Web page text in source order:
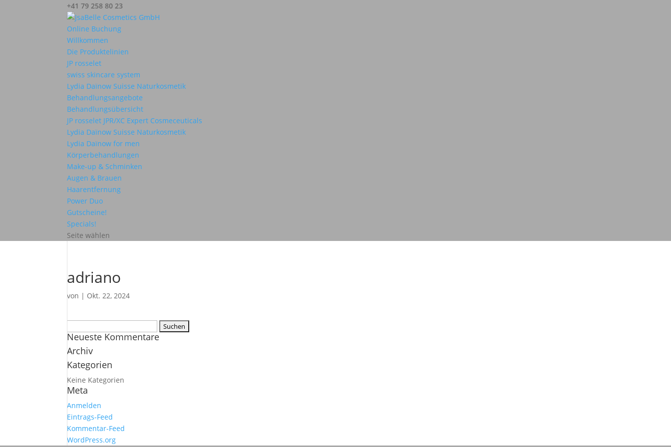
+41 79 258 80 23
Online Buchung
Willkommen
Die Produktelinien
JP rosselet
swiss skincare system
Lydia Daïnow Suisse Naturkosmetik
Behandlungsangebote
Behandlungsübersicht
JP rosselet JPR/XC Expert Cosmeceuticals
Lydia Daïnow Suisse Naturkosmetik
Lydia Daïnow for men
Körperbehandlungen
Make-up & Schminken
Augen & Brauen
Haarentfernung
Power Duo
Gutscheine!
Specials!
Seite wählen
adriano
von | Okt. 22, 2024
nach:
Neueste Kommentare
Archiv
Kategorien
Keine Kategorien
Meta
Anmelden
Eintrags-Feed
Kommentar-Feed
WordPress.org